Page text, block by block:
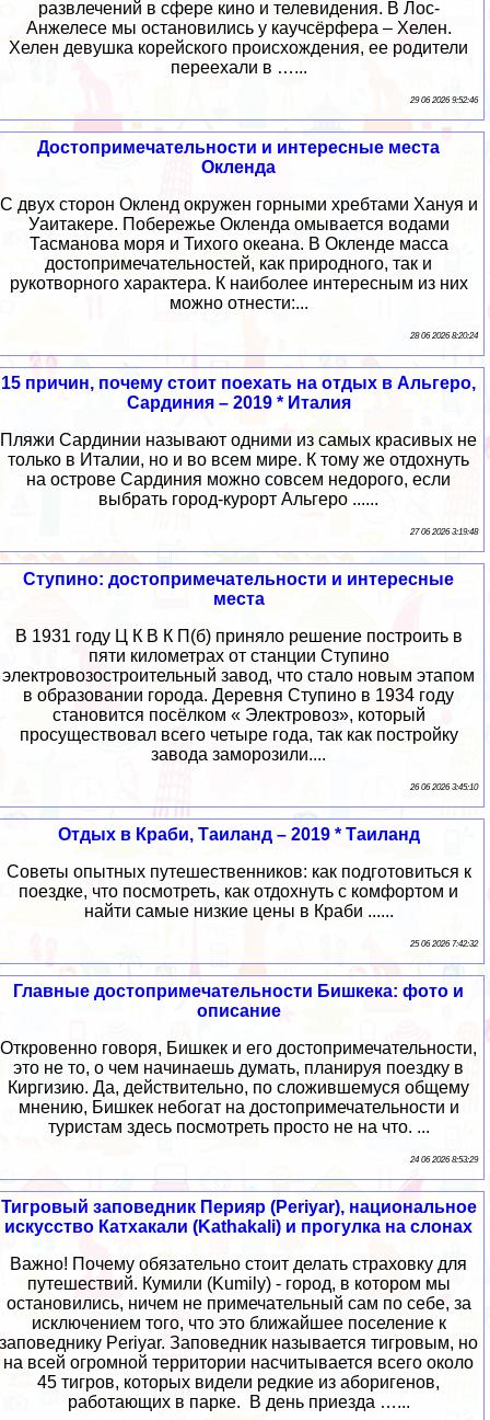
развлечений в сфере кино и телевидения. В Лос-
Анжелесе мы остановились у каучсёрфера – Хелен.
Хелен девушка корейского происхождения, ее родители
переехали в …...
29 06 2026 9:52:46
Достопримечательности и интересные места
Окленда
С двух сторон Окленд окружен горными хребтами Хануя и
Уаитакере. Побережье Окленда омывается водами
Тасманова моря и Тихого океана. В Окленде масса
достопримечательностей, как природного, так и
рукотворного характера. К наиболее интересным из них
можно отнести:...
28 06 2026 8:20:24
15 причин, почему стоит поехать на отдых в Альгеро,
Сардиния – 2019 * Италия
Пляжи Сардинии называют одними из самых красивых не
только в Италии, но и во всем мире. К тому же отдохнуть
на острове Сардиния можно совсем недорого, если
выбрать город-курорт Альгеро ......
27 06 2026 3:19:48
Ступино: достопримечательности и интересные
места
В 1931 году Ц К В К П(б) приняло решение построить в
пяти километрах от станции Ступино
электровозостроительный завод, что стало новым этапом
в образовании города. Деревня Ступино в 1934 году
становится посёлком « Электровоз», который
просуществовал всего четыре года, так как постройку
завода заморозили....
26 06 2026 3:45:10
Отдых в Краби, Таиланд – 2019 * Таиланд
Советы опытных путешественников: как подготовиться к
поездке, что посмотреть, как отдохнуть с комфортом и
найти самые низкие цены в Краби ......
25 06 2026 7:42:32
Главные достопримечательности Бишкека: фото и
описание
Откровенно говоря, Бишкек и его достопримечательности,
это не то, о чем начинаешь думать, планируя поездку в
Киргизию. Да, действительно, по сложившемуся общему
мнению, Бишкек небогат на достопримечательности и
туристам здесь посмотреть просто не на что. ...
24 06 2026 8:53:29
Тигровый заповедник Перияр (Periyar), национальное
искусство Катхакали (Kathakali) и прогулка на слонах
Важно! Почему обязательно стоит делать страховку для
путешествий. Кумили (Kumily) - город, в котором мы
остановились, ничем не примечательный сам по себе, за
исключением того, что это ближайшее поселение к
заповеднику Periyar. Заповедник называется тигровым, но
на всей огромной территории насчитывается всего около
45 тигров, которых видели редкие из аборигенов,
работающих в парке. В день приезда …...